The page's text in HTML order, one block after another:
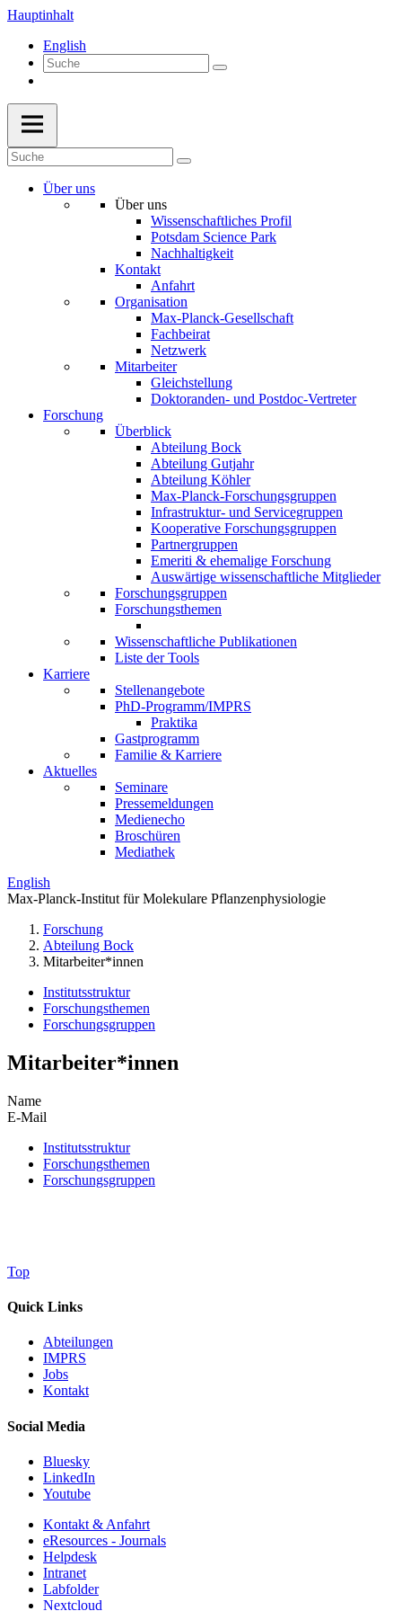
Hauptinhalt
English
Über uns
Über uns
Wissenschaftliches Profil
Potsdam Science Park
Nachhaltigkeit
Kontakt
Anfahrt
Organisation
Max-Planck-Gesellschaft
Fachbeirat
Netzwerk
Mitarbeiter
Gleichstellung
Doktoranden- und Postdoc-Vertreter
Forschung
Überblick
Abteilung Bock
Abteilung Gutjahr
Abteilung Köhler
Max-Planck-Forschungsgruppen
Infrastruktur- und Servicegruppen
Kooperative Forschungsgruppen
Partnergruppen
Emeriti & ehemalige Forschung
Auswärtige wissenschaftliche Mitglieder
Forschungsgruppen
Forschungsthemen
Wissenschaftliche Publikationen
Liste der Tools
Karriere
Stellenangebote
PhD-Programm/IMPRS
Praktika
Gastprogramm
Familie & Karriere
Aktuelles
Seminare
Pressemeldungen
Medienecho
Broschüren
Mediathek
English
Max-Planck-Institut für Molekulare Pflanzenphysiologie
Forschung
Abteilung Bock
Mitarbeiter*innen
Institutsstruktur
Forschungsthemen
Forschungsgruppen
Mitarbeiter*innen
Name
E-Mail
Institutsstruktur
Forschungsthemen
Forschungsgruppen
Top
Quick Links
Abteilungen
IMPRS
Jobs
Kontakt
Social Media
Bluesky
LinkedIn
Youtube
Kontakt & Anfahrt
eResources - Journals
Helpdesk
Intranet
Labfolder
Nextcloud